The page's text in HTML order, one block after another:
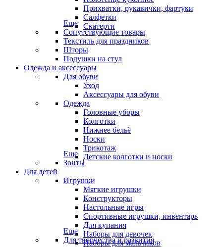
Прихватки, рукавички, фартуки
Салфетки
Скатерти
Еще
Сопутствующие товары
Текстиль для праздников
Шторы
Подушки на стул
Одежда и аксессуары
Для обуви
Уход
Аксессуары для обуви
Одежда
Головные уборы
Колготки
Нижнее бельё
Носки
Трикотаж
Детские колготки и носки
Еще
Зонты
Для детей
Игрушки
Мягкие игрушки
Конструкторы
Настольные игры
Спортивные игрушки, инвентарь
Для купания
Наборы для девочек
Наборы для мальчиков
Еще
Для творчества и развития